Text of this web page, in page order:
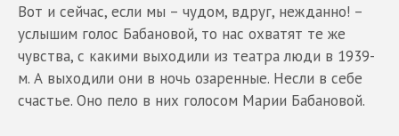
Вот и сейчас, если мы – чудом, вдруг, нежданно! –
услышим голос Бабановой, то нас охватят те же
чувства, с какими выходили из театра люди в 1939-
м. А выходили они в ночь озаренные. Несли в себе
счастье. Оно пело в них голосом Марии Бабановой.